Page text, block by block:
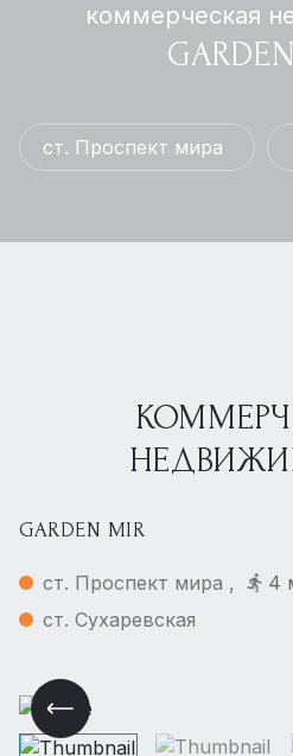
коммерческая
ст. Проспект мира
GARDEN MIR
ст. Проспект мира , 4
ст. Сухаревская